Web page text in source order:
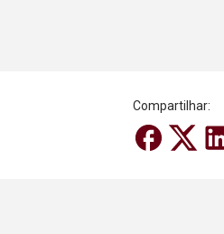
Compartilhar: